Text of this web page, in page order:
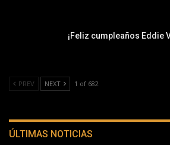
¡Feliz cumpleaños Eddie
PREV NEXT 1 of 682
ÚLTIMAS NOTICIAS